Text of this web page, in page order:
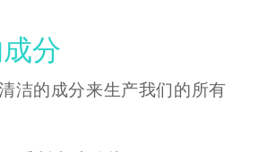
分
洁的成分来生产我们的所有